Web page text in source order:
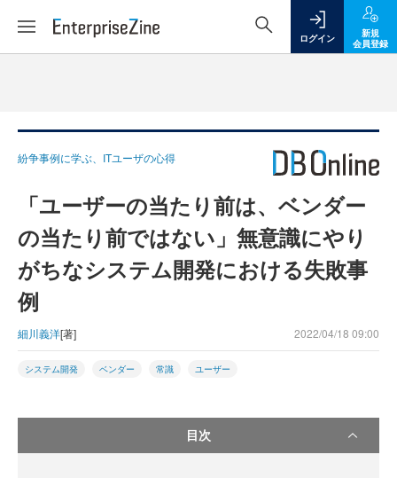
ログイン
新規
会員登録
紛争事例に学ぶ、ITユーザの心得
「ユーザーの当たり前は、ベンダー
の当たり前ではない」無意識にやり
がちなシステム開発における失敗事
例
細川義洋[著] 2022/04/18 09:00
システム開発 ベンダー 常識 ユーザー
目次